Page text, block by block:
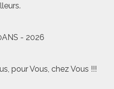
- 2026
pour Vous, chez Vous !!!